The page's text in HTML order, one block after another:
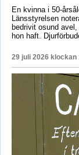
En kvinna i 50-
Länsstyrelsen
bedrivit osund
hon haft.
29 juli 2026 klockan